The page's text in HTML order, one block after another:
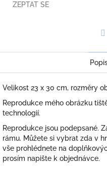
ZEPTAT SE
Velikost 23 x 30 cm, rozměry
Reprodukce mého obrázku
technologií.
Reprodukce jsou podepsané.
rámu. Můžete si vybrat zda v
vše prohlédnete na
prosím napište k objednávce.